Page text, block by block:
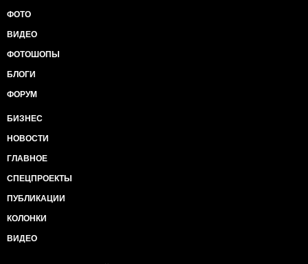
ФОТО
ВИДЕО
ФОТОШОПЫ
БЛОГИ
ФОРУМ
БИЗНЕС
НОВОСТИ
ГЛАВНОЕ
СПЕЦПРОЕКТЫ
ПУБЛИКАЦИИ
КОЛОНКИ
ВИДЕО